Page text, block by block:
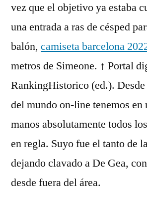
vez que el objetivo ya estaba
una entrada a ras de césped
balón, camiseta barcelona
metros de Simeone. ↑ Portal
RankingHistorico (ed.).
del mundo on-line tenemos en
manos absolutamente todos
en regla. Suyo fue el tanto de
dejando clavado a De Gea,
desde fuera del área.